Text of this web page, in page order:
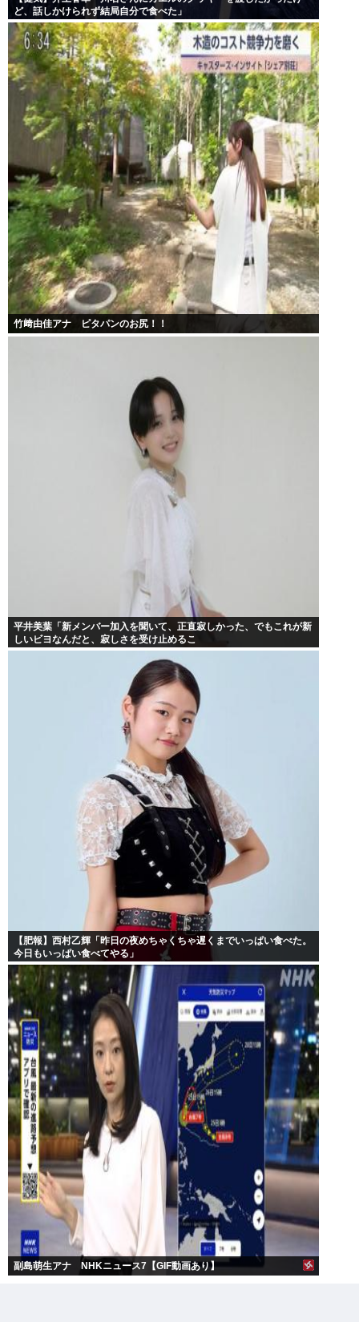
ど、話しかけられず結局自分で食べた」
竹﨑由佳アナ ピタパンのお尻！！
平井美葉「新メンバー加入を聞いて、正直寂しかった、でもこれが新
しいビヨなんだと、寂しさを受け止めるこ
【肥報】西村乙輝「昨日の夜めちゃくちゃ遅くまでいっぱい食べた。
今日もいっぱい食べてやる」
副島萌生アナ NHKニュース7【GIF動画あり】